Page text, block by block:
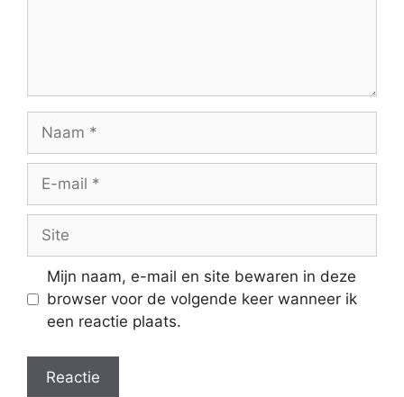
Naam
Site
Mijn naam, e-mail en site bewaren in deze
browser voor de volgende keer wanneer ik
een reactie plaats.